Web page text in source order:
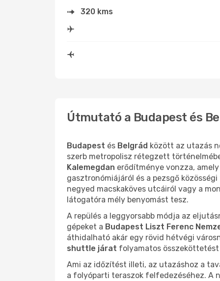
320 kms
Útmutató a Budapest és
Budapest és Belgrád között az utazás
szerb metropolisz rétegzett
Kalemegdan erődítménye vonzza,
gasztronómiájáról és a pezsgő
negyed macskaköves utcáiról vagy a
látogatóra mély benyomást tesz.
A repülés a leggyorsabb módja az
gépeket a Budapest Liszt Ferenc
áthidalható akár egy rövid hétvégi
shuttle járat folyamatos
Ami az időzítést illeti, az utazáshoz a
a folyóparti teraszok felfedezéséhez. A